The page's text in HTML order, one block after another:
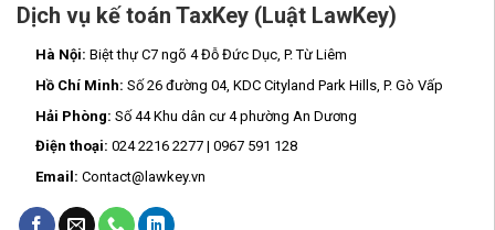
Dịch vụ kế toán TaxKey (Luật LawKey)
Hà Nội: Biệt thự C7 ngõ 4 Đỗ Đức Dục, P. Từ Liêm
Hồ Chí Minh: Số 26 đường 04, KDC Cityland Park Hills, P. Gò Vấp
Hải Phòng: Số 44 Khu dân cư 4 phường An Dương
Điện thoại: 024 2216 2277 | 0967 591 128
Email: Contact@lawkey.vn